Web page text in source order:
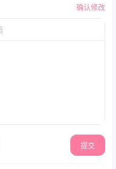
确认修改
提交